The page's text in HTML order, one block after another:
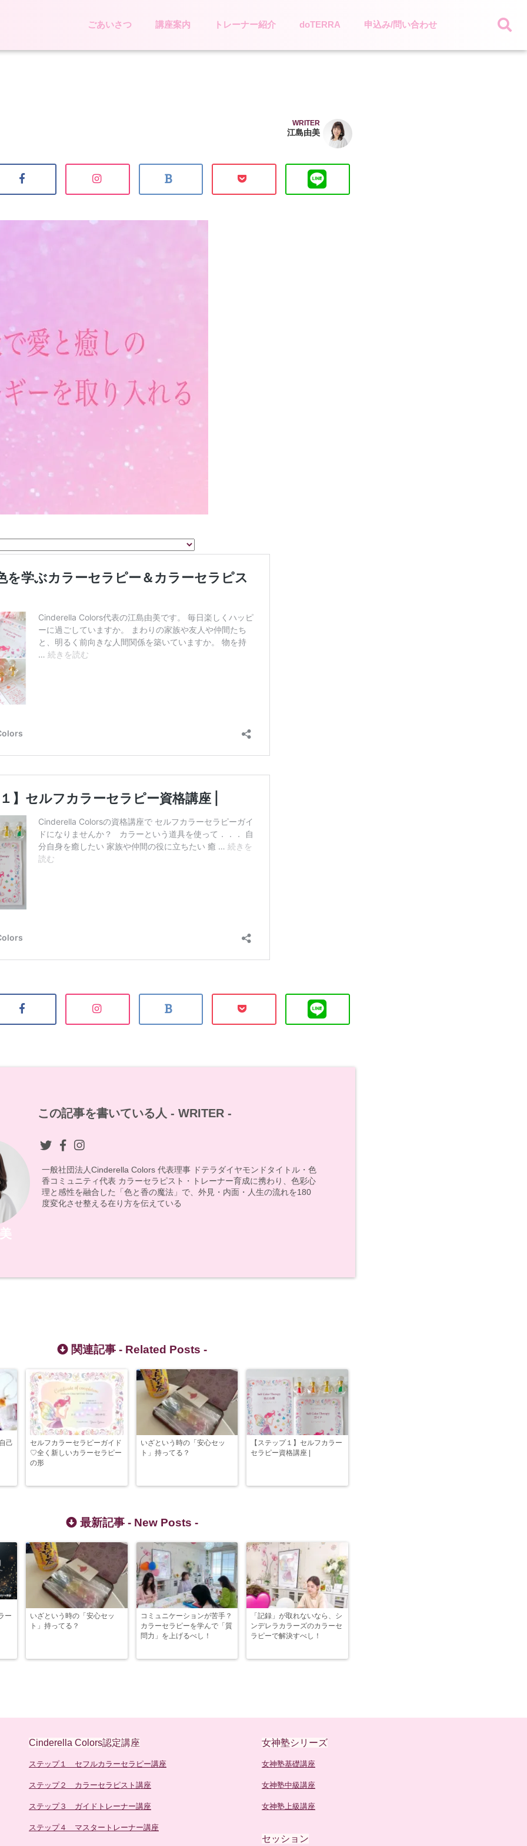
ごあいさつ 講座案内 トレーナー紹介 doTERRA 申込み/問い合わせ
WRITER
江島由美
この記事を書いている人 - WRITER -
一般社団法人Cinderella Colors 代表理事 ドテラダイヤモンドタイトル・色
香コミュニティ代表 カラーセラピスト・トレーナー育成に携わり、色彩心
理と感性を融合した「色と香の魔法」で、外見・内面・人生の流れを180
度変化させ整える在り方を伝えている
関連記事 - Related Posts -
己
セルフカラーセラピーガイド
♡全く新しいカラーセラピー
の形
いざという時の「安心セッ
ト」持ってる？
【ステップ１】セルフカラー
セラピー資格講座 |
最新記事 - New Posts -
ー
いざという時の「安心セッ
ト」持ってる？
コミュニケーションが苦手？
カラーセラピーを学んで「質
問力」を上げるべし！
「記録」が取れないなら、シ
ンデレラカラーズのカラーセ
ラピーで解決すべし！
Cinderella Colors認定講座
ステップ１ セフルカラーセラピー講座
ステップ２ カラーセラピスト講座
ステップ３ ガイドトレーナー講座
ステップ４ マスタートレーナー講座
女神塾シリーズ
女神塾基礎講座
女神塾中級講座
女神塾上級講座
セッション